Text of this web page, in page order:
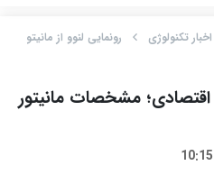
اخبار تکنولوژی رونمایی لنوو از مانیتور 4K اقتصادی؛ مشخصات مانیتور Lecoo M3237PL
رونمایی لنوو از مانیتور 4K اقتصادی؛ مشخصات مانیتور